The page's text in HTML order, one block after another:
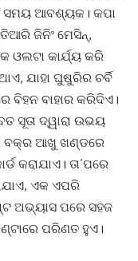
ସମୟ ଆବଶ୍ୟକ। କପା
ଜିନିଂ ମେସିନ୍,
ଓଲଟା କାର୍ଯ୍ୟ କରି
ଯାହା ଘୁଷୁରିର ଚର୍ବି
ବିହନ ବାହାର କରିଦିଏ।
ସୂତା ଦ୍ୱାରା ଉଭୟ
ବକ୍ର ଆଖୁ ଖଣ୍ଡରେ
କରାଯାଏ। ତା’ପରେ
ଏକ ଏପରି
ଅଭ୍ୟାସ ପରେ ସହଜ
ପରିଣତ ହୁଏ।